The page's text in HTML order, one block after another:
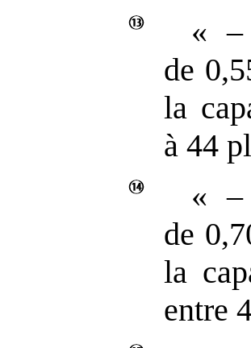
« –
de
la
à 44
« –
de
la
entre